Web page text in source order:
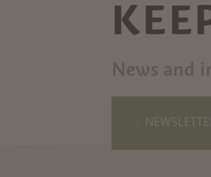
News and